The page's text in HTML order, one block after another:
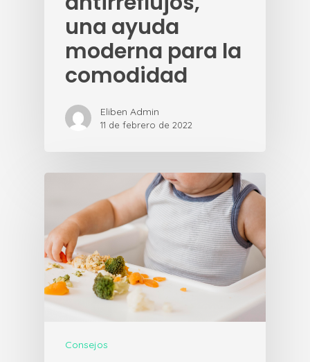
una ayuda
moderna para la
comodidad
Eliben Admin
11 de febrero de 2022
Consejos